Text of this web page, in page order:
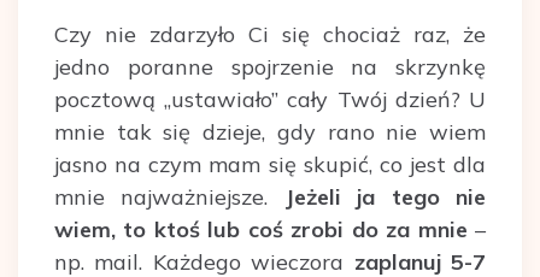
Czy nie zdarzyło Ci się chociaż raz, że
jedno poranne spojrzenie na skrzynkę
pocztową „ustawiało” cały Twój dzień? U
mnie tak się dzieje, gdy rano nie wiem
jasno na czym mam się skupić, co jest dla
mnie najważniejsze.
Jeżeli ja tego nie
wiem, to ktoś lub coś zrobi do za mnie –
np. mail. Każdego wieczora zaplanuj 5-7